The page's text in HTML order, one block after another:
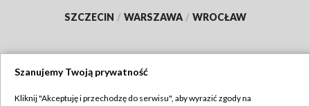
SZCZECIN / WARSZAWA / WROCŁAW
Szanujemy Twoją prywatność
Kliknij "Akceptuję i przechodzę do serwisu", aby wyrazić zgody na